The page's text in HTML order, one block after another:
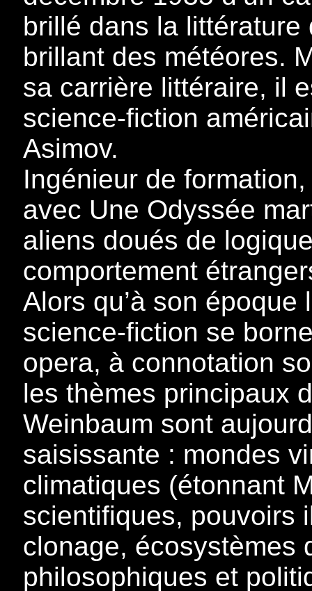
brillé dans la
brillant des météores.
sa carrière littéraire, il
science-fiction
Asimov.
Ingénieur de
avec Une Odyssée
aliens doués de
comportement
Alors qu’à son
science-fiction se
opera, à connotation
les thèmes principaux
Weinbaum sont
saisissante : mondes
climatiques (étonnant
scientifiques, pouvoirs
clonage, écosystèmes
philosophiques et